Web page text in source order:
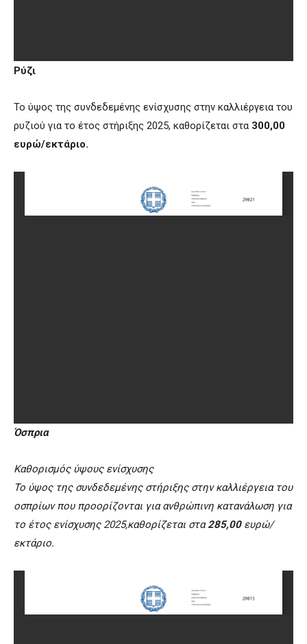
Ρύζι
Το ύψος της συνδεδεμένης ενίσχυσης στην καλλιέργεια του
ρυζιού για το έτος στήριξης 2025, καθορίζεται στα 300,00
ευρώ/εκτάριο.
Όσπρια
Καθορισμός ύψους ενίσχυσης
Το ύψος της συνδεδεμένης στήριξης στην καλλιέργεια του
οσπρίων που προορίζονται για ανθρώπινη κατανάλωση για
το έτος ενίσχυσης 2025,καθορίζεται στα285,00ευρώ/
εκτάριο.